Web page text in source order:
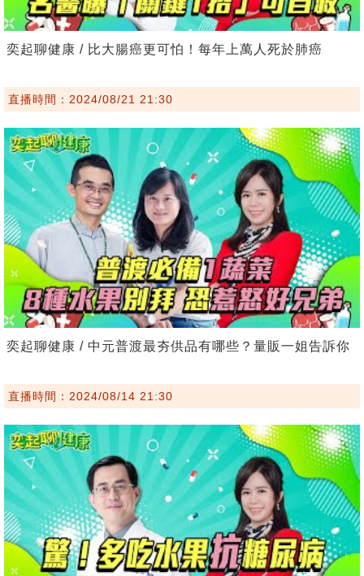
奕起聊健康 / 比大腸癌更可怕！每年上萬人死於肺癌
直播時間：2024/08/21 21:30
奕起聊健康 / 中元普渡最夯供品有哪些？量販一姐告訴你
直播時間：2024/08/14 21:30